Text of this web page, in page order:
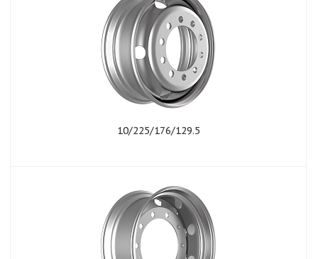
10/225/176/129.5